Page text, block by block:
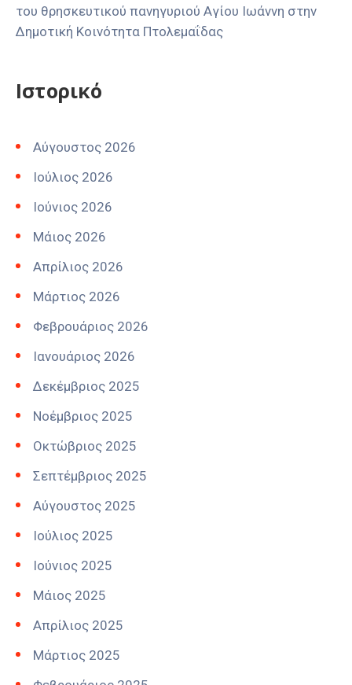
του θρησκευτικού πανηγυριού Αγίου Ιωάννη στην
Δημοτική Κοινότητα Πτολεμαΐδας
Ιστορικό
Αύγουστος 2026
Ιούλιος 2026
Ιούνιος 2026
Μάιος 2026
Απρίλιος 2026
Μάρτιος 2026
Φεβρουάριος 2026
Ιανουάριος 2026
Δεκέμβριος 2025
Νοέμβριος 2025
Οκτώβριος 2025
Σεπτέμβριος 2025
Αύγουστος 2025
Ιούλιος 2025
Ιούνιος 2025
Μάιος 2025
Απρίλιος 2025
Μάρτιος 2025